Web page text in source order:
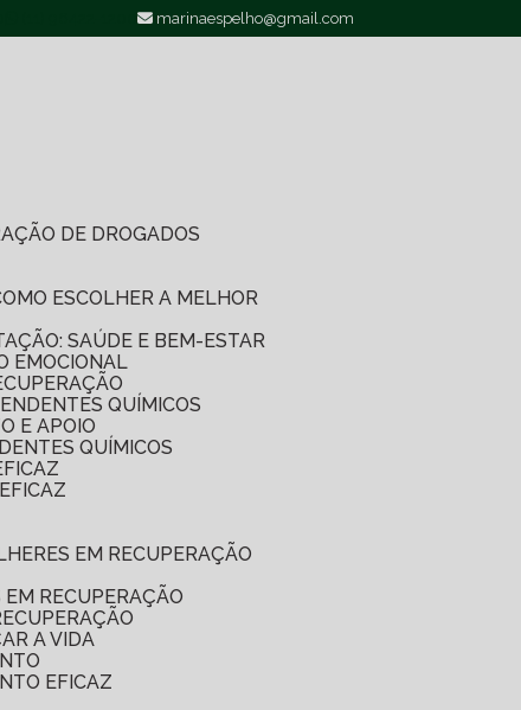
marinaespelho@gmail.com
DE DROGADOS
ESCOLHER A MELHOR
SAÚDE E BEM-ESTAR
EMOCIONAL
QUÍMICOS
E APOIO
QUÍMICOS
EM RECUPERAÇÃO
RECUPERAÇÃO
A VIDA
EFICAZ